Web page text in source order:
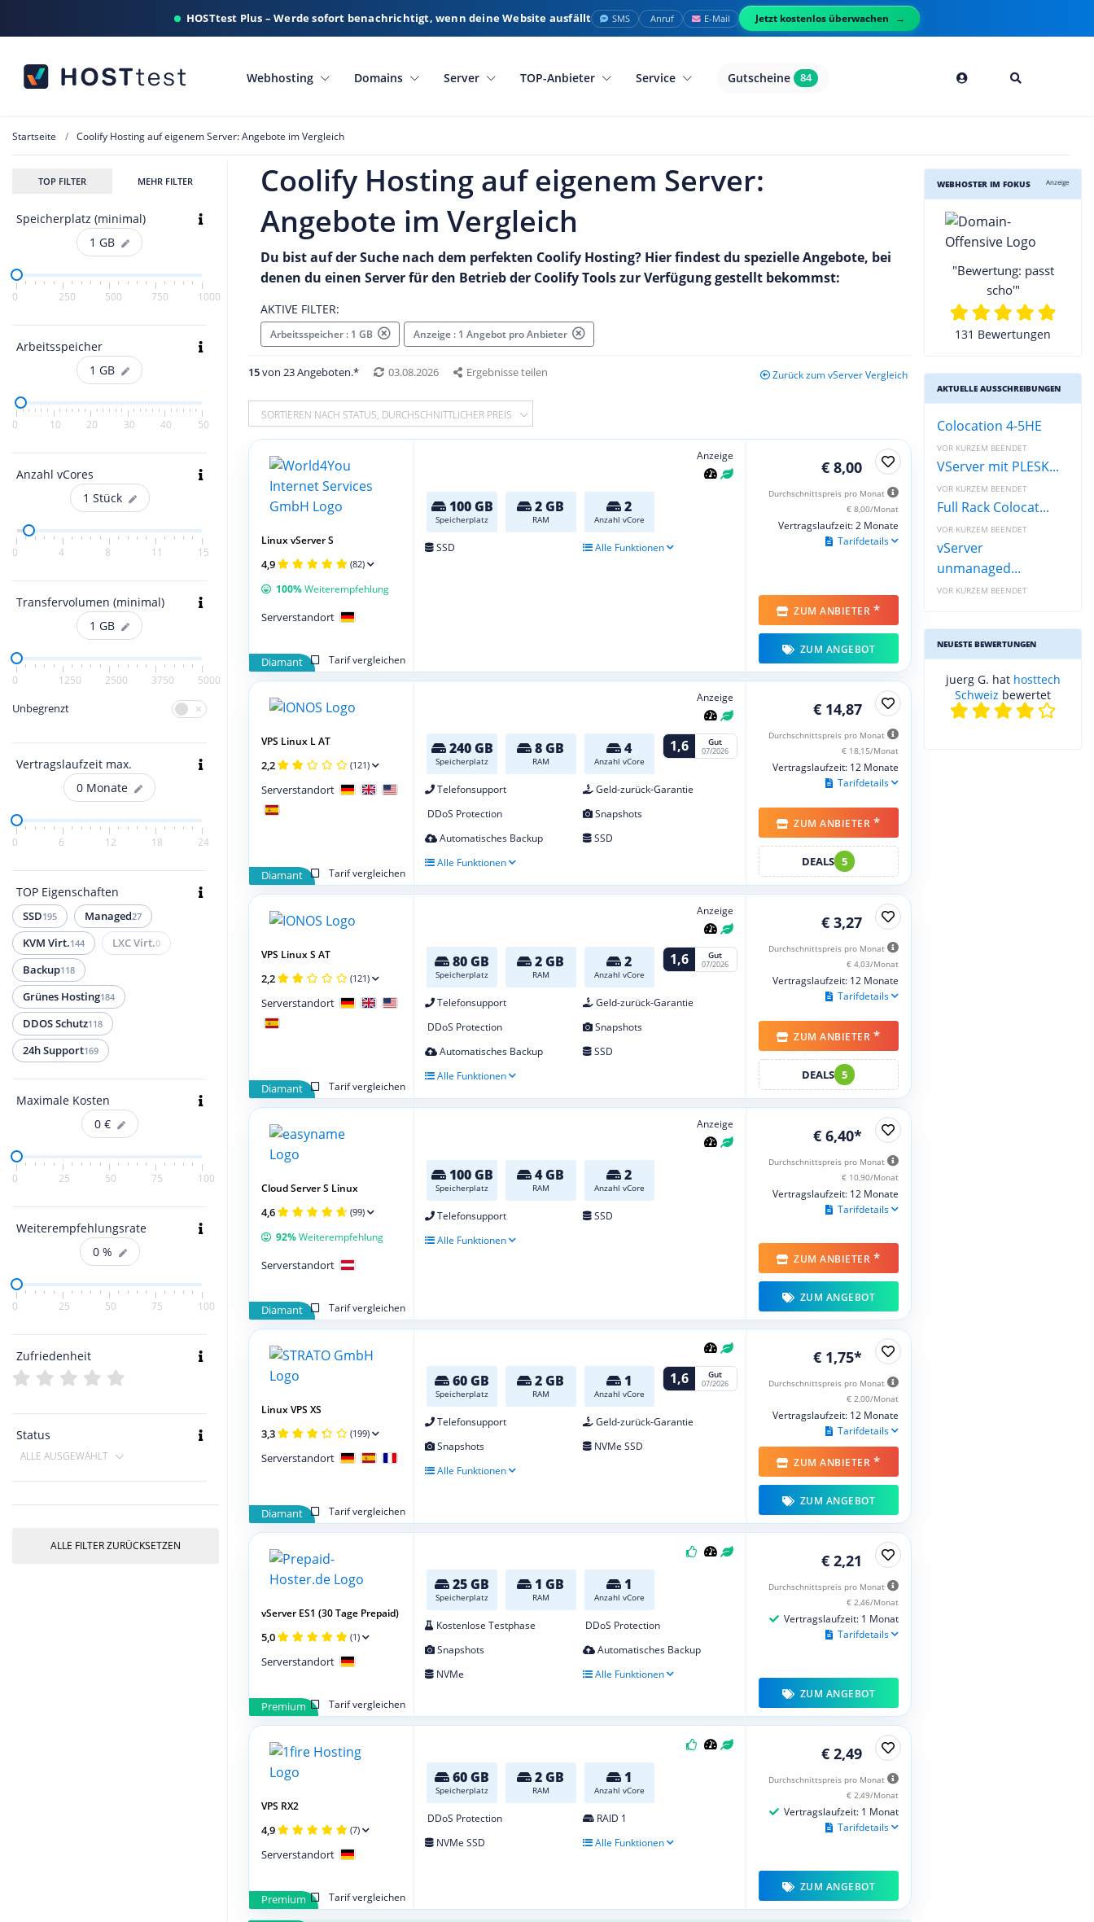
HOSTtest Plus – Werde sofort benachrichtigt, wenn deine Website ausfällt SMS Anruf E-Mail Jetzt kostenlos überwachen
Webhosting Domains Server TOP-Anbieter Service Gutscheine 84
Startseite Coolify Hosting auf eigenem Server: Angebote im Vergleich
TOP FILTER MEHR FILTER
Speicherplatz (minimal)
1 GB
0 250 500 750 1000
Arbeitsspeicher
1 GB
0 10 20 30 40 50
Anzahl vCores
1 Stück
0 4 8 11 15
Transfervolumen (minimal)
1 GB
0 1250 2500 3750 5000
Unbegrenzt
Vertragslaufzeit max.
0 Monate
0 6 12 18 24
TOP Eigenschaften
SSD195 Managed27
KVM Virt.144 LXC Virt.0
Backup118
Grünes Hosting184
DDOS Schutz118
24h Support169
Maximale Kosten
0 €
0 25 50 75 100
Weiterempfehlungsrate
0 %
0 25 50 75 100
Zufriedenheit
Status
ALLE AUSGEWÄHLT
ALLE FILTER ZURÜCKSETZEN
Coolify Hosting auf eigenem Server:
Angebote im Vergleich
Du bist auf der Suche nach dem perfekten Coolify Hosting? Hier findest du spezielle Angebote, bei
denen du einen Server für den Betrieb der Coolify Tools zur Verfügung gestellt bekommst:
AKTIVE FILTER:
Arbeitsspeicher : 1 GB Anzeige : 1 Angebot pro Anbieter
15von 23 Angeboten.* 03.08.2026 Ergebnisse teilen Zurück zum vServer Vergleich
SORTIEREN NACH STATUS, DURCHSCHNITTLICHER PREIS
Anzeige
100 GB
Speicherplatz
2 GB
RAM
2
Anzahl vCore
SSD Alle Funktionen
Diamant Tarif vergleichen
Linux vServer S
4,9 (82)
100%Weiterempfehlung
Serverstandort
€ 8,00
Durchschnittspreis pro Monat
€ 8,00/Monat
Vertragslaufzeit: 2 Monate
Tarifdetails
ZUM ANBIETER *
ZUM ANGEBOT
Anzeige
240 GB
Speicherplatz
8 GB
RAM
4
Anzahl vCore
1,6 Gut
07/2026
Telefonsupport
Geld-zurück-Garantie
DDoS Protection
Snapshots
Automatisches Backup
SSD
Alle Funktionen
Diamant
Tarif vergleichen
VPS Linux L AT
2,2 (121)
Serverstandort
€ 14,87
Durchschnittspreis pro Monat
€ 18,15/Monat
Vertragslaufzeit: 12 Monate
Tarifdetails
ZUM ANBIETER *
DEALS 5
Anzeige
80 GB
Speicherplatz
2 GB
RAM
2
Anzahl vCore
1,6 Gut
07/2026
Telefonsupport
Geld-zurück-Garantie
DDoS Protection
Snapshots
Automatisches Backup
SSD
Alle Funktionen
Diamant
Tarif vergleichen
VPS Linux S AT
2,2 (121)
Serverstandort
€ 3,27
Durchschnittspreis pro Monat
€ 4,03/Monat
Vertragslaufzeit: 12 Monate
Tarifdetails
ZUM ANBIETER *
DEALS 5
Anzeige
100 GB
Speicherplatz
4 GB
RAM
2
Anzahl vCore
Telefonsupport
SSD
Alle Funktionen
Diamant Tarif vergleichen
Cloud Server S Linux
4,6 (99)
92%Weiterempfehlung
Serverstandort
€ 6,40*
Durchschnittspreis pro Monat
€ 10,90/Monat
Vertragslaufzeit: 12 Monate
Tarifdetails
ZUM ANBIETER *
ZUM ANGEBOT
60 GB
Speicherplatz
2 GB
RAM
1
Anzahl vCore
1,6 Gut
07/2026
Telefonsupport
Geld-zurück-Garantie
Snapshots
NVMe SSD
Alle Funktionen
Diamant Tarif vergleichen
Linux VPS XS
3,3 (199)
Serverstandort
€ 1,75*
Durchschnittspreis pro Monat
€ 2,00/Monat
Vertragslaufzeit: 12 Monate
Tarifdetails
ZUM ANBIETER *
ZUM ANGEBOT
25 GB
Speicherplatz
1 GB
RAM
1
Anzahl vCore
Kostenlose Testphase
DDoS Protection
Snapshots
Automatisches Backup
NVMe
Alle Funktionen
Premium Tarif vergleichen
vServer ES1 (30 Tage Prepaid)
5,0 (1)
Serverstandort
€ 2,21
Durchschnittspreis pro Monat
€ 2,46/Monat
Vertragslaufzeit: 1 Monat
Tarifdetails
ZUM ANGEBOT
60 GB
Speicherplatz
2 GB
RAM
1
Anzahl vCore
DDoS Protection
RAID 1
NVMe SSD
Alle Funktionen
Premium Tarif vergleichen
VPS RX2
4,9 (7)
Serverstandort
€ 2,49
Durchschnittspreis pro Monat
€ 2,49/Monat
Vertragslaufzeit: 1 Monat
Tarifdetails
ZUM ANGEBOT
WEBHOSTER IM FOKUS Anzeige
"Bewertung: passt
scho'"
131 Bewertungen
AKTUELLE AUSSCHREIBUNGEN
Colocation 4-5HE
VOR KURZEM BEENDET
VServer mit PLESK...
VOR KURZEM BEENDET
Full Rack Colocat...
VOR KURZEM BEENDET
vServer
unmanaged...
VOR KURZEM BEENDET
NEUESTE BEWERTUNGEN
juerg G. hat hosttech
Schweiz bewertet